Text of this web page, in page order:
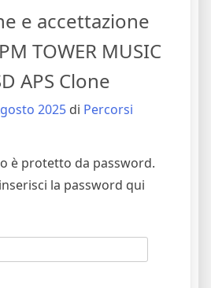
e accettazione
TOWER MUSIC
APS Clone
2025 di Percorsi
è protetto da password.
la password qui